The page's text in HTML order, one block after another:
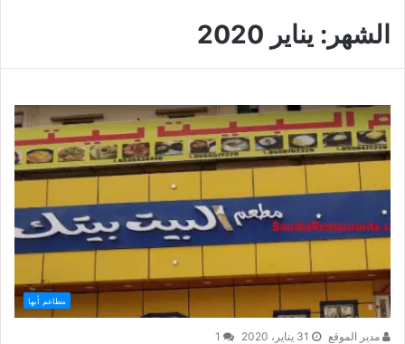
الشهر: يناير 2020
مطاعم أبها
مدير الموقع 31 يناير، 2020